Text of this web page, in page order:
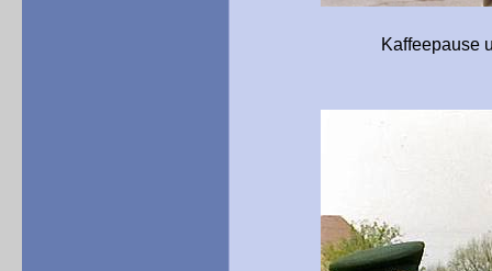
Kaffeepause und Imbiß